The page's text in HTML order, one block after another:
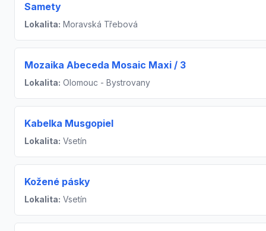
Samety
Lokalita: Moravská Třebová
Mozaika Abeceda Mosaic Maxi / 3
Lokalita: Olomouc - Bystrovany
Kabelka Musgopiel
Lokalita: Vsetín
Kožené pásky
Lokalita: Vsetín